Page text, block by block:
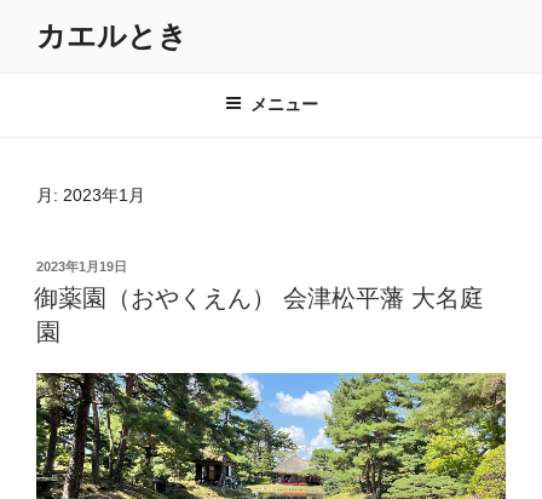
カエルとき
メニュー
月: 2023年1月
投
稿
日:
2023年1月19日
御薬園（おやくえん） 会津松平藩 大名庭
園